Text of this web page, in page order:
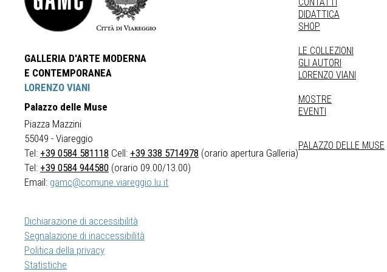
GALLERIA D'ARTE MODERNA
E CONTEMPORANEA
LORENZO VIANI
Palazzo delle Muse
Piazza Mazzini
55049 - Viareggio
Tel: +39 0584 581118 Cell: +39 338 5714978 (orario apertura Galleria)
Tel: +39 0584 944580 (orario 09.00/13.00)
Email: gamc@comune.viareggio.lu.it
Dichiarazione di accessibilità
Segnalazione di inaccessibilità
Politica della privacy
Statistiche
DIDATTICA
SHOP
LE COLLEZIONI
GLI AUTORI
LORENZO VIANI
MOSTRE
EVENTI
PALAZZO DELLE MUSE